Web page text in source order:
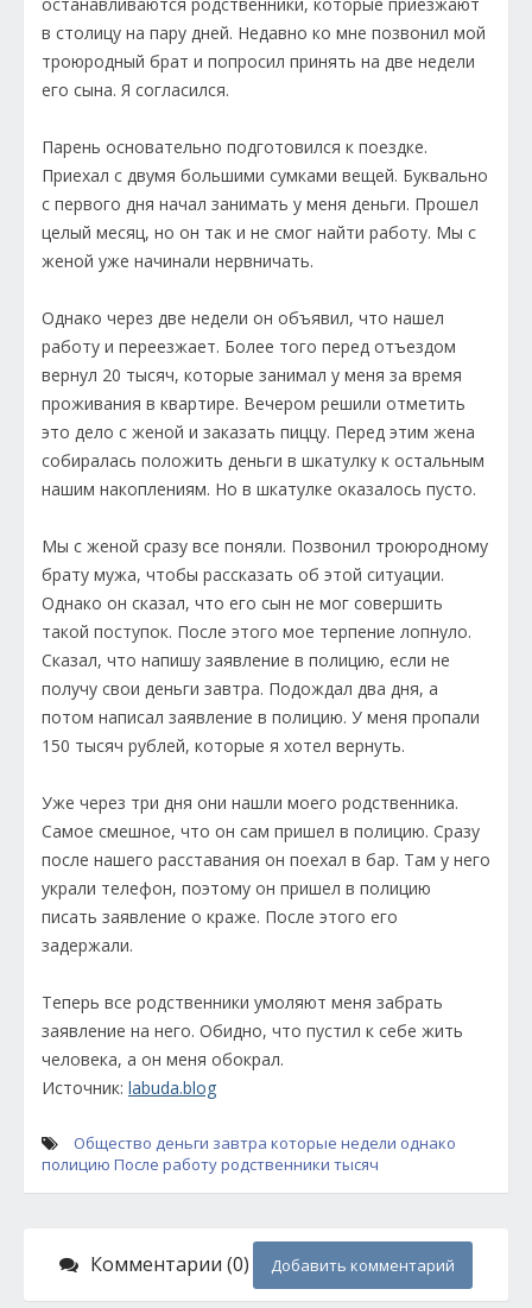
в столицу на пару дней. Недавно ко мне позвонил мой
троюродный брат и попросил принять на две недели
его сына. Я согласился.
Парень основательно подготовился к поездке.
Приехал с двумя большими сумками вещей. Буквально
с первого дня начал занимать у меня деньги. Прошел
целый месяц, но он так и не смог найти работу. Мы с
женой уже начинали нервничать.
Однако через две недели он объявил, что нашел
работу и переезжает. Более того перед отъездом
вернул 20 тысяч, которые занимал у меня за время
проживания в квартире. Вечером решили отметить
это дело с женой и заказать пиццу. Перед этим жена
собиралась положить деньги в шкатулку к остальным
нашим накоплениям. Но в шкатулке оказалось пусто.
Мы с женой сразу все поняли. Позвонил троюродному
брату мужа, чтобы рассказать об этой ситуации.
Однако он сказал, что его сын не мог совершить
такой поступок. После этого мое терпение лопнуло.
Сказал, что напишу заявление в полицию, если не
получу свои деньги завтра. Подождал два дня, а
потом написал заявление в полицию. У меня пропали
150 тысяч рублей, которые я хотел вернуть.
Уже через три дня они нашли моего родственника.
Самое смешное, что он сам пришел в полицию. Сразу
после нашего расставания он поехал в бар. Там у него
украли телефон, поэтому он пришел в полицию
писать заявление о краже. После этого его
задержали.
Теперь все родственники умоляют меня забрать
заявление на него. Обидно, что пустил к себе жить
человека, а он меня обокрал.
Источник: labuda.blog
Общество деньги завтра которые недели однако
полицию После работуродственники тысяч
Комментарии (0) Добавить комментарий